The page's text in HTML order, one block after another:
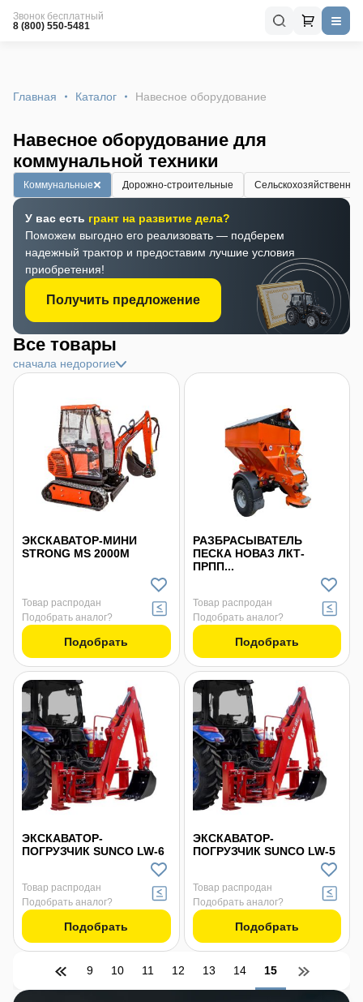
Звонок бесплатный
8 (800) 550-5481
Главная Каталог Навесное оборудование
Навесное оборудование для
коммунальной техники
Коммунальные Дорожно-строительные Сельскохозяйственные
У вас есть грант на развитие дела?
Поможем выгодно его реализовать — подберем
надежный трактор и предоставим лучшие условия
приобретения!
Получить предложение
Все товары
сначала недорогие
ЭКСКАВАТОР-МИНИ
STRONG MS 2000M
Товар распродан
Подобрать аналог?
Подобрать
РАЗБРАСЫВАТЕЛЬ
ПЕСКА НОВАЗ ЛКТ-
ПРПП...
Товар распродан
Подобрать аналог?
Подобрать
ЭКСКАВАТОР-
ПОГРУЗЧИК SUNCO LW-6
Товар распродан
Подобрать аналог?
Подобрать
ЭКСКАВАТОР-
ПОГРУЗЧИК SUNCO LW-5
Товар распродан
Подобрать аналог?
Подобрать
9 10 11 12 13 14 15